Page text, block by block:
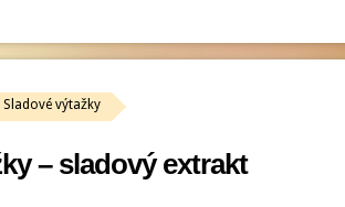
Sladové výtažky
– sladový extrakt